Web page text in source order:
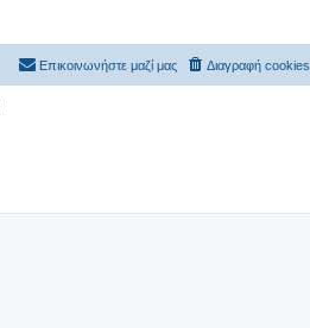
Διαγραφή cookies
Επικοινωνήστε μαζί μας